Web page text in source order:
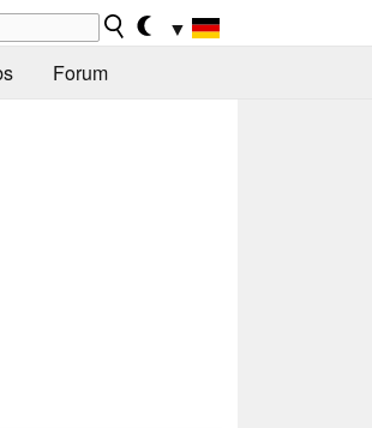
▼
Forum